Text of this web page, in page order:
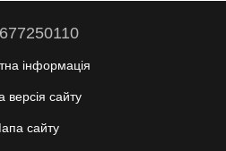
інформація
версія сайту
сайту